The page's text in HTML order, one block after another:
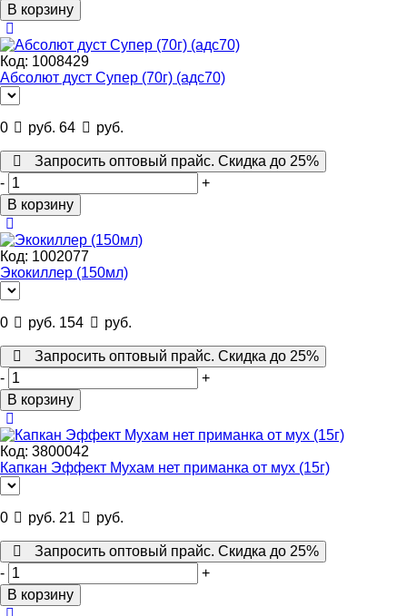
В корзину
Код: 1008429
Абсолют дуст Супер (70г) (адс70)
0 руб. 64 руб.
Запросить оптовый прайс. Скидка до 25%
-
+
В корзину
Код: 1002077
Экокиллер (150мл)
0 руб. 154 руб.
Запросить оптовый прайс. Скидка до 25%
-
+
В корзину
Код: 3800042
Капкан Эффект Мухам нет приманка от мух (15г)
0 руб. 21 руб.
Запросить оптовый прайс. Скидка до 25%
-
+
В корзину